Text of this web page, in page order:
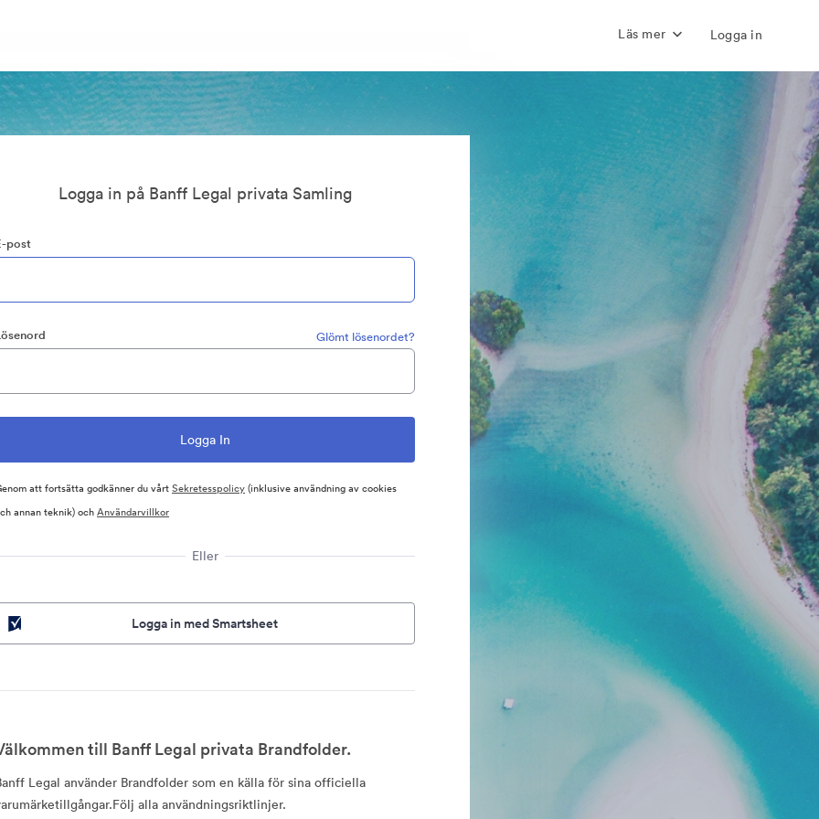
Läs mer Logga in
Logga in på Banff Legal privata Samling
post
Glömt lösenordet?
att fortsätta godkänner du vårtSekretesspolicy(inklusive användning av cookies
annan teknik) ochAnvändarvillkor
Eller
Logga in med Smartsheet
till Banff Legal privata Brandfolder.
Legal använder Brandfolder som en källa för sina officiella
alla användningsriktlinjer.